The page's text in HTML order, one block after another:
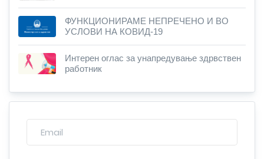
ФУНКЦИОНИРАМЕ НЕПРЕЧЕНО И ВО
УСЛОВИ НА КОВИД-19
Интерен оглас за унапредување здрвствен
работник